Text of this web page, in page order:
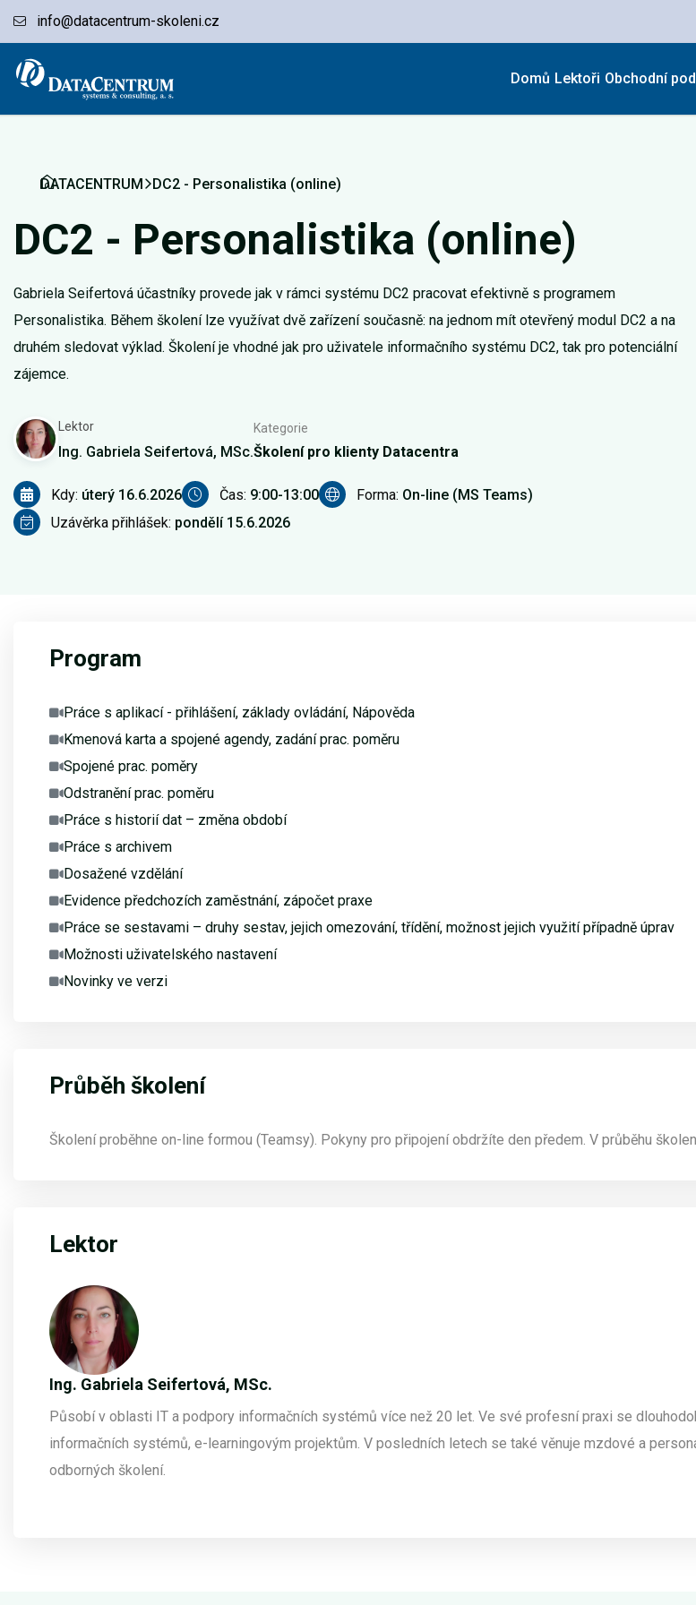
info@datacentrum-skoleni.cz
Domů Lektoři Obchodní
DATACENTRUM DC2 - Personalistika (online)
DC2 - Personalistika (online)
Gabriela Seifertová účastníky provede jak v rámci systému DC2 pracovat efektivně s programem
Personalistika. Během školení lze využívat dvě zařízení současně: na jednom mít otevřený modul DC2 a na
druhém sledovat výklad. Školení je vhodné jak pro uživatele informačního systému DC2, tak pro potenciální
zájemce.
Lektor
Ing. Gabriela Seifertová, MSc.
Kategorie
Školení pro klienty Datacentra
Kdy: úterý 16.6.2026 Čas: 9:00-13:00 Forma: On-line (MS Teams)
Uzávěrka přihlášek: pondělí 15.6.2026
Program
Práce s aplikací - přihlášení, základy ovládání, Nápověda
Kmenová karta a spojené agendy, zadání prac. poměru
Spojené prac. poměry
Odstranění prac. poměru
Práce s historií dat – změna období
Práce s archivem
Dosažené vzdělání
Evidence předchozích zaměstnání, zápočet praxe
Práce se sestavami – druhy sestav, jejich omezování, třídění, možnost jejich využití případně úprav
Možnosti uživatelského nastavení
Novinky ve verzi
Průběh školení
Školení proběhne on-line formou (Teamsy). Pokyny pro připojení obdržíte den předem. V průběhu
Lektor
Ing. Gabriela Seifertová, MSc.
Působí v oblasti IT a podpory informačních systémů více než 20 let. Ve své profesní praxi se
informačních systémů, e-learningovým projektům. V posledních letech se také věnuje mzdové a
odborných školení.